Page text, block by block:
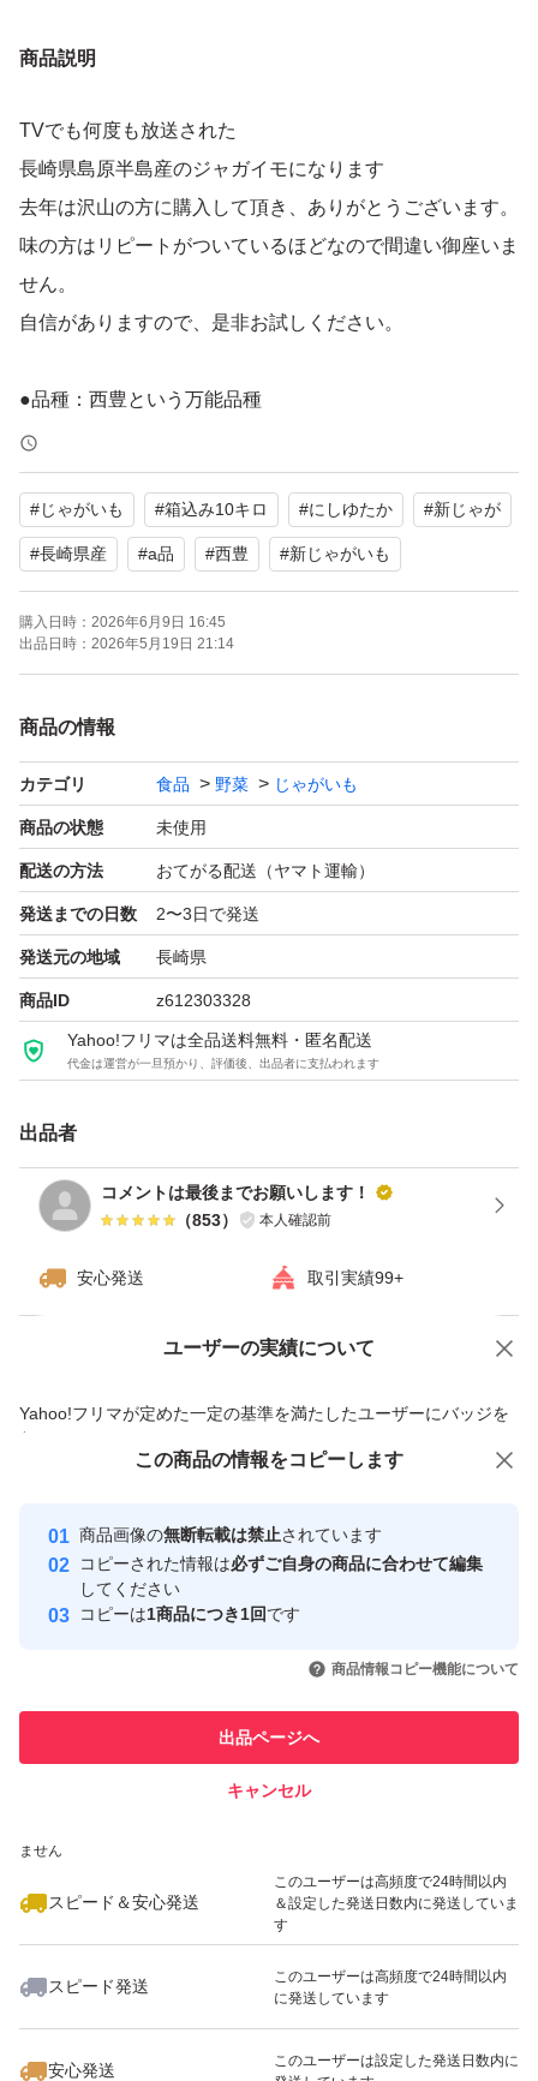
商品説明
TVでも何度も放送された
長崎県島原半島産のジャガイモになります
去年は沢山の方に購入して頂き、ありがとうございます。
味の方はリピートがついているほどなので間違い御座いま
せん。
自信がありますので、是非お試しください。
●品種：西豊という万能品種
水分が多く、みずみずしいお芋です。
ポテトサラダ、コロッケ、肉じゃが等にオススメです。
煮崩れのしにくいのも特徴です。
●size：Sから２L
注意:全体的に今年は天候の影響により全体的に小玉傾向
収穫時、気を付けていますがどうしても多少剥けます。気
になられる方はご遠慮ください。
食べる際には何も問題ないです。
目視で確認しておりますが、農作物のため、傷・汚れや発
送途中での潰れ、皮むけ等はご理解頂ける方でお願い致し
ます。
繁忙期の為、発送までに2〜3日かかりますので、ご了承
採れたての新じゃがいもを是非ご賞味ください。
※注意:実物と写真は異なります。
※市場価格の変動に伴い、販売金額は異なります
生物のためお値下げ不可です
#にしゆたか #長崎県産 #新じゃが
特徴...農家直送
#じゃがいも #箱込み10キロ #にしゆたか #新じゃが
#長崎県産 #a品 #西豊 #新じゃがいも
購入日時： 2026年6月9日 16:45
出品日時： 2026年5月19日 21:14
商品の情報
カテゴリ 食品 野菜 じゃがいも
商品の状態 未使用
配送の方法 おてがる配送（ヤマト運輸）
発送までの日数 2〜3日で発送
発送元の地域 長崎県
商品ID z612303328
Yahoo!フリマは全品送料無料・匿名配送
代金は運営が一旦預かり、評価後、出品者に支払われます
出品者
コメントは最後までお願いします！
（853） 本人確認前
安心発送 取引実績99+
ユーザーの実績について
Yahoo!フリマが定めた一定の基準を満たしたユーザーにバッジを
付与しています
安心取引出品者
心・安全なユーザーです
取引実績
引を完了させた実績があります
での取引実績があります
ません
スピード＆安心発送
このユーザーは高頻度で24時間以内
＆設定した発送日数内に発送していま
す
スピード発送
このユーザーは高頻度で24時間以内
に発送しています
安心発送
このユーザーは設定した発送日数内に
価格の相談 商品への質問
この商品の情報をコピーします
商品画像の無断転載は禁止されています
コピーされた情報は必ずご自身の商品に合わせて編集
してください
コピーは1商品につき1回です
商品情報コピー機能について
出品ページへ
キャンセル
この商品をみている人にオススメ
いいね！
1,800